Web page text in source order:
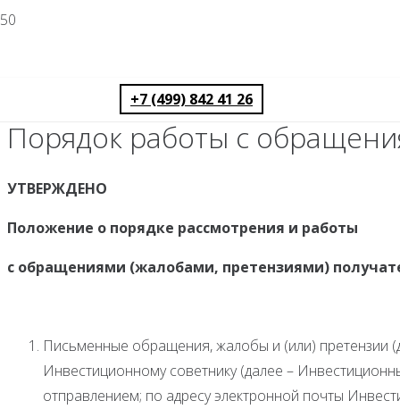
+7 (499) 842 41 26
Порядок работы с
УТВЕРЖДЕНО
Положение о порядке рассмотрения и работы
с обращениями (жалобами, претензиями)
Письменные обращения, жалобы и (или) претензии
Инвестиционному советнику (далее –
отправлением; по адресу электронной почты